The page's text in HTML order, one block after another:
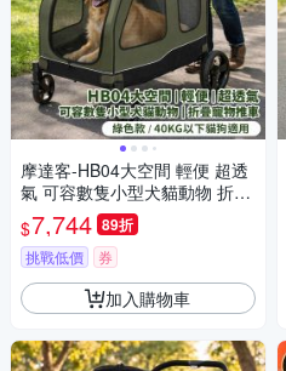
摩達客-HB04大空間 輕便 超透
氣 可容數隻小型犬貓動物 折疊
寵物推車/綠色款/40KG以下貓
狗適用
$7,744 89折
挑戰低價 券
加入購物車